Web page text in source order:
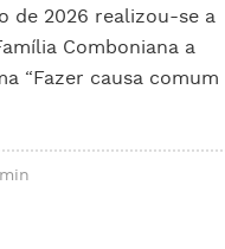
de 2026 realizou-se a
Comboniana a
“Fazer causa comum